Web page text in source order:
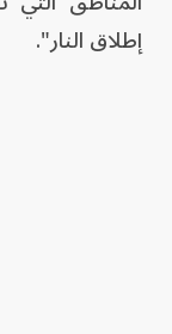
إطلاق النار".